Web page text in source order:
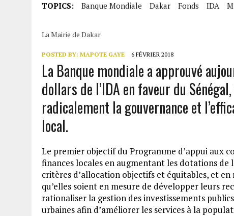
TOPICS: Banque Mondiale Dakar Fonds IDA
La Mairie de Dakar
POSTED BY: MAPOTE GAYE 6 FÉVRIER 2018
La Banque mondiale a approuvé
dollars de l’IDA en faveur du
radicalement la gouvernance et
local.
Le premier objectif du Programme d’appui aux
finances locales en augmentant les dotations
critères d’allocation objectifs et équitables, et
qu’elles soient en mesure de développer leurs
rationaliser la gestion des investissements
urbaines afin d’améliorer les services à la